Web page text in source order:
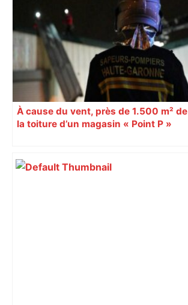
À cause du vent, près de 1.500 m² de
la toiture d’un magasin « Point P »